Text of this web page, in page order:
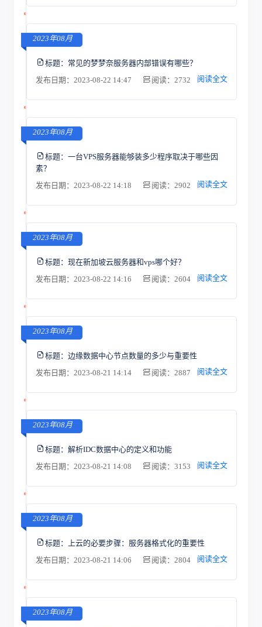
2023年08月
标题： 常见的梦梦奈服务器内部错误有哪些？
发布日期：2023-08-22 14:47
阅读：2732 阅读全文
2023年08月
标题： 一台VPS服务器能够装多少程序取决于哪些因
素？
发布日期：2023-08-22 14:18
阅读：2902 阅读全文
2023年08月
标题： 现在新加坡云服务器和vps哪个好？
发布日期：2023-08-22 14:16
阅读：2604 阅读全文
2023年08月
标题： 边缘数据中心节点数量的多少与重要性
发布日期：2023-08-21 14:14
阅读：2887 阅读全文
2023年08月
标题： 解析IDC数据中心的定义和功能
发布日期：2023-08-21 14:08
阅读：3153 阅读全文
2023年08月
标题：
上云的必要步骤：服务器格式化的重要性
发布日期：2023-08-21 14:06
阅读：2804 阅读全文
2023年08月